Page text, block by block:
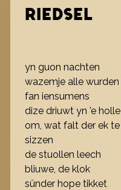
RIEDSEL
yn guon nachten
wazemje alle wurden
fan iensumens
dize driuwt yn ’e holle
om, wat falt der ek te
sizzen
de stuollen leech
bliuwe, de klok
sûnder hope tikket